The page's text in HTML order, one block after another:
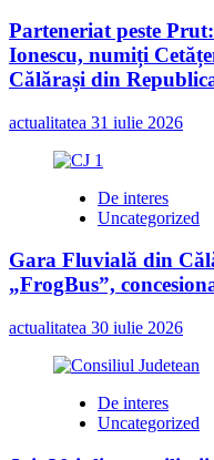
Parteneriat peste
Ionescu, numiți
Călărași din
actualitatea 31 iulie 2026
De interes
Uncategorized
Gara Fluvială din
„FrogBus”,
actualitatea 30 iulie 2026
De interes
Uncategorized